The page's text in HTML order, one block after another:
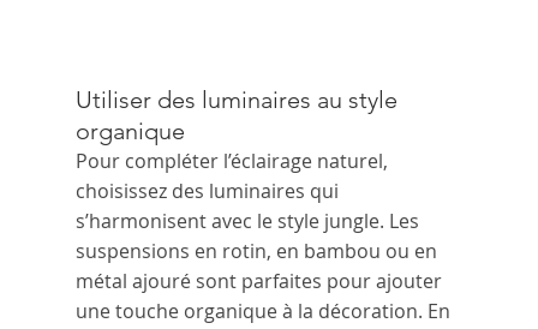
Utiliser des luminaires au style
organique
Pour compléter l’éclairage naturel,
choisissez des luminaires qui
s’harmonisent avec le style jungle. Les
suspensions en rotin, en bambou ou en
métal ajouré sont parfaites pour ajouter
une touche organique à la décoration. En